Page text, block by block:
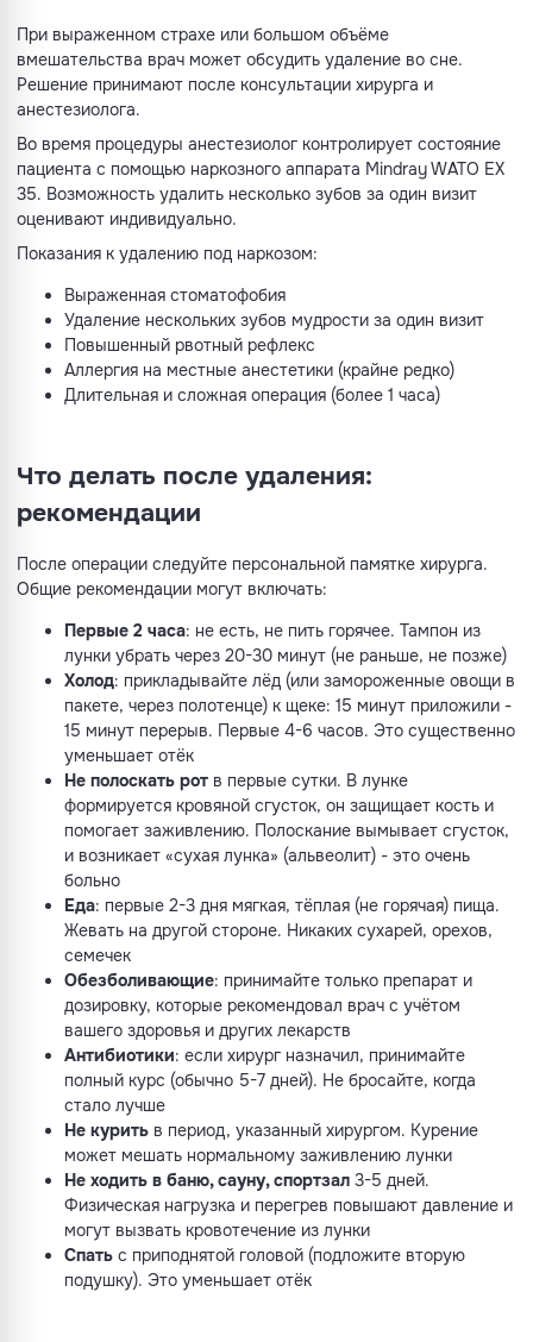
При выраженном страхе или большом объёме
вмешательства врач может обсудить удаление во сне.
Решение принимают после консультации хирурга и
анестезиолога.
Во время процедуры анестезиолог контролирует состояние
пациента с помощью наркозного аппарата Mindray WATO EX
35. Возможность удалить несколько зубов за один визит
оценивают индивидуально.
Показания к удалению под наркозом:
Выраженная стоматофобия
Удаление нескольких зубов мудрости за один визит
Повышенный рвотный рефлекс
Аллергия на местные анестетики (крайне редко)
Длительная и сложная операция (более 1 часа)
Что делать после удаления:
рекомендации
После операции следуйте персональной памятке хирурга.
Общие рекомендации могут включать:
Первые 2 часа: не есть, не пить горячее. Тампон из
лунки убрать через 20-30 минут (не раньше, не позже)
Холод: прикладывайте лёд (или замороженные овощи в
пакете, через полотенце) к щеке: 15 минут приложили -
15 минут перерыв. Первые 4-6 часов. Это существенно
уменьшает отёк
Не полоскать рот в первые сутки. В лунке
формируется кровяной сгусток, он защищает кость и
помогает заживлению. Полоскание вымывает сгусток,
и возникает «сухая лунка» (альвеолит) - это очень
больно
Еда: первые 2-3 дня мягкая, тёплая (не горячая) пища.
Жевать на другой стороне. Никаких сухарей, орехов,
семечек
Обезболивающие: принимайте только препарат и
дозировку, которые рекомендовал врач с учётом
вашего здоровья и других лекарств
Антибиотики: если хирург назначил, принимайте
полный курс (обычно 5-7 дней). Не бросайте, когда
стало лучше
Не курить в период, указанный хирургом. Курение
может мешать нормальному заживлению лунки
Не ходить в баню, сауну, спортзал 3-5 дней.
Физическая нагрузка и перегрев повышают давление и
могут вызвать кровотечение из лунки
Спать с приподнятой головой (подложите вторую
подушку). Это уменьшает отёк